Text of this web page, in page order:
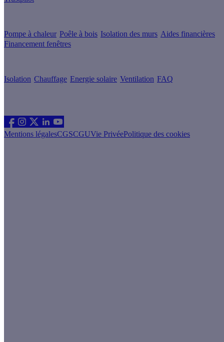
Pompe à chaleur Poêle à bois Isolation des murs Aides financières
Financement fenêtres
Isolation Chauffage Energie solaire Ventilation FAQ
Mentions légalesCGSCGUVie PrivéePolitique des cookies